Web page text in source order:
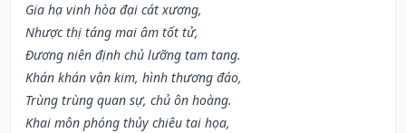
Gia hạ vinh hòa đại cát xương,
Nhược thị táng mai âm tốt tử,
Đương niên định chủ lưỡng tam tang.
Khán khán vận kim, hình thương đáo,
Trùng trùng quan sự, chủ ôn hoàng.
Khai môn phóng thủy chiêu tai họa,